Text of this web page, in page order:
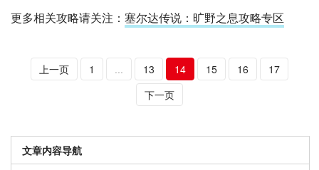
更多相关攻略请关注： 塞尔达传说：旷野之息攻略专区
上一页 1 ... 13 14 15 16
17
下一页
文章内容导航